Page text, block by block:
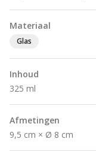
Materiaal
Glas
Inhoud
325 ml
Afmetingen
9,5 cm × Ø 8 cm